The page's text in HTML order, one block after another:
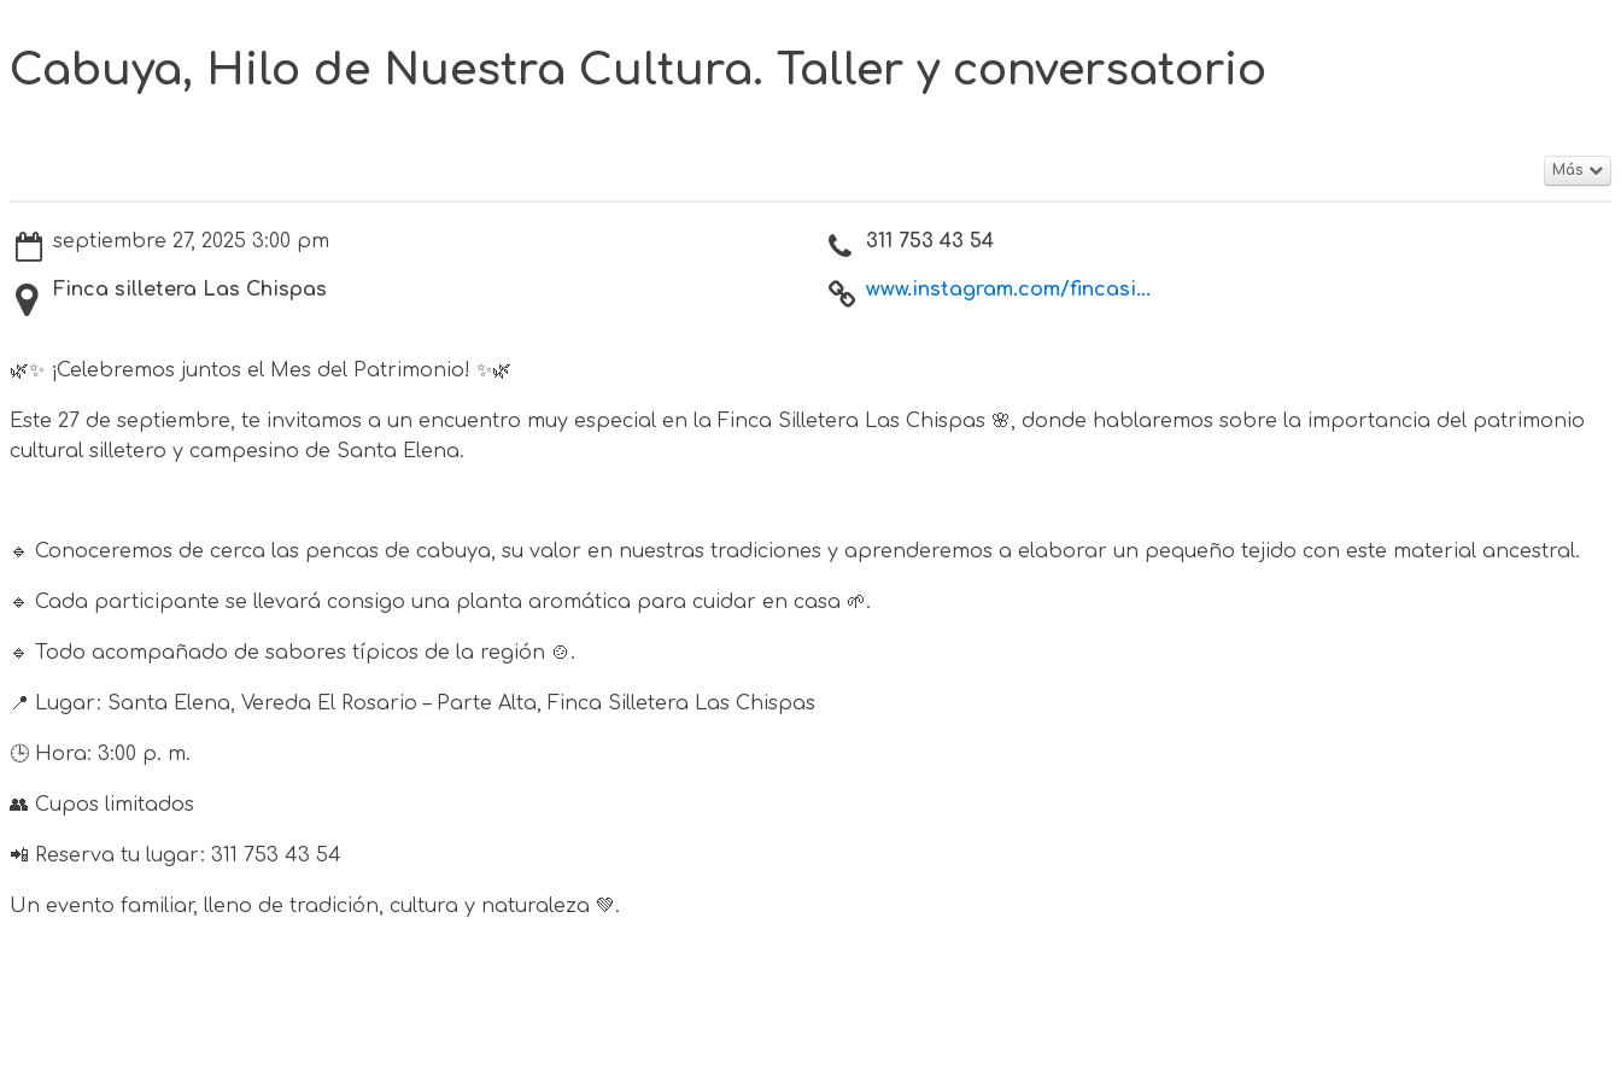
Cabuya, Hilo de Nuestra Cultura. Taller y conversatorio
Más
septiembre 27, 2025 3:00 pm
Finca silletera Las Chispas
311 753 43 54
www.instagram.com/fincasi...
🌿✨ ¡Celebremos juntos el Mes del Patrimonio! ✨🌿
Este 27 de septiembre, te invitamos a un encuentro muy especial en la Finca Silletera Las Chispas 🌸, donde hablaremos sobre la importancia del patrimonio
cultural silletero y campesino de Santa Elena.
🔹 Conoceremos de cerca las pencas de cabuya, su valor en nuestras tradiciones y aprenderemos a elaborar un pequeño tejido con este material ancestral.
🔹 Cada participante se llevará consigo una planta aromática para cuidar en casa 🌱.
🔹 Todo acompañado de sabores típicos de la región 🍲 .
📍 Lugar: Santa Elena, Vereda El Rosario – Parte Alta, Finca Silletera Las Chispas
🕒 Hora: 3:00 p. m.
👥 Cupos limitados
📲 Reserva tu lugar: 311 753 43 54
Un evento familiar, lleno de tradición, cultura y naturaleza 💚.